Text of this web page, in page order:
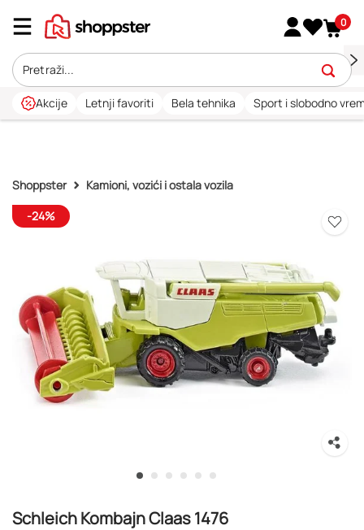
0
Akcije Letnji favoriti Bela tehnika Sport i slobodno
Shoppster
Kamioni, vozići i ostala vozila
-24%
Schleich Kombajn Claas 1476